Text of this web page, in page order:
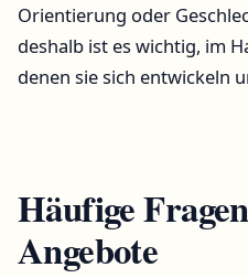
Orientierung oder
deshalb ist es wichtig, im
denen sie sich entwickeln
Häufige
Angebote